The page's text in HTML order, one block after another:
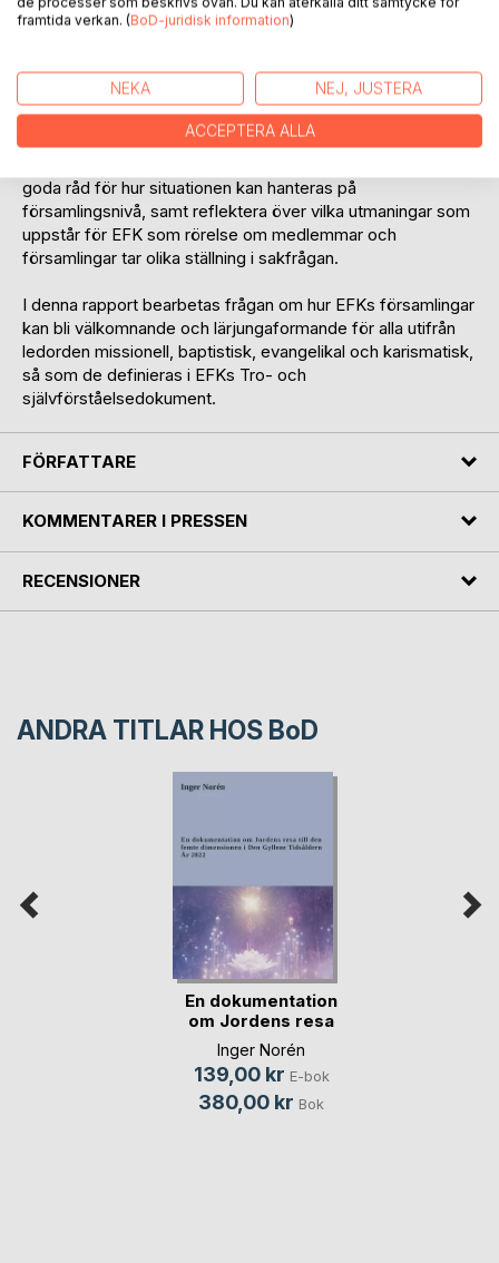
Skälet till att frågan bearbetats är en motion som lades
skulle tillsätta en arbetsgrupp för att analysera
hur omtänkandet i samhället när det gäller samkönade
relationer påverkar en rörelse som EFK och hur våra
församlingar och dess medlemmar ser på samkönade
goda råd för hur situationen kan hanteras på
församlingsnivå, samt reflektera över vilka utmaningar som
uppstår för EFK som rörelse om medlemmar och
församlingar tar olika ställning i sakfrågan.
I denna rapport bearbetas frågan om hur EFKs församlingar
kan bli välkomnande och lärjungaformande för alla utifrån
ledorden missionell, baptistisk, evangelikal och karismatisk,
så som de definieras i EFKs Tro- och
självförståelsedokument.
FÖRFATTARE
KOMMENTARER I PRESSEN
RECENSIONER
ANDRA TITLAR HOS BoD
En dokumentation
om Jordens resa
t(...)
Inger Norén
139,00 kr E-bok
380,00 kr Bok
framtida verkan. (BoD-juridisk information)
NEKA NEJ, JUSTERA
ACCEPTERA ALLA